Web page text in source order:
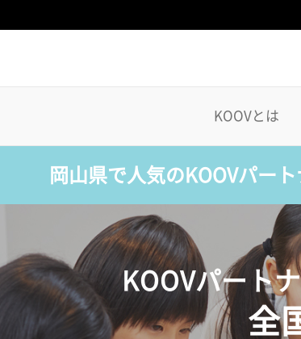
KOOVとは
岡山県で人気のKOOVパー
KOOVパート
全